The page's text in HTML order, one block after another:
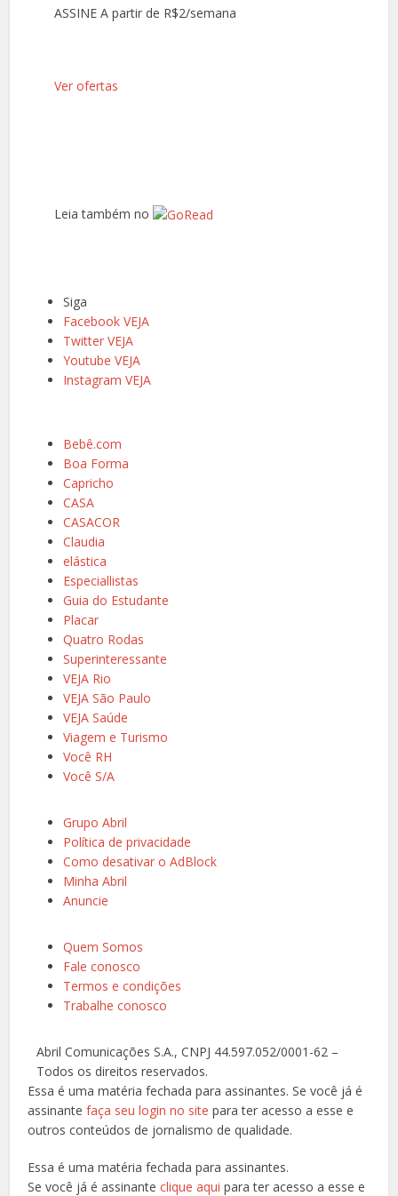
ASSINE A partir de R$2/semana
Ver ofertas
Leia também no
Siga
Facebook VEJA
Twitter VEJA
Youtube VEJA
Instagram VEJA
Bebê.com
Boa Forma
Capricho
CASA
CASACOR
Claudia
elástica
Especiallistas
Guia do Estudante
Placar
Quatro Rodas
Superinteressante
VEJA Rio
VEJA São Paulo
VEJA Saúde
Viagem e Turismo
Você RH
Você S/A
Grupo Abril
Política de privacidade
Como desativar o AdBlock
Minha Abril
Anuncie
Quem Somos
Fale conosco
Termos e condições
Trabalhe conosco
Abril Comunicações S.A., CNPJ 44.597.052/0001-62 –
Todos os direitos reservados.
Essa é uma matéria fechada para assinantes. Se você já é
assinantefaça seu login no site para ter acesso a esse e
outros conteúdos de jornalismo de qualidade.
Essa é uma matéria fechada para assinantes.
Se você já é assinante clique aqui para ter acesso a esse e